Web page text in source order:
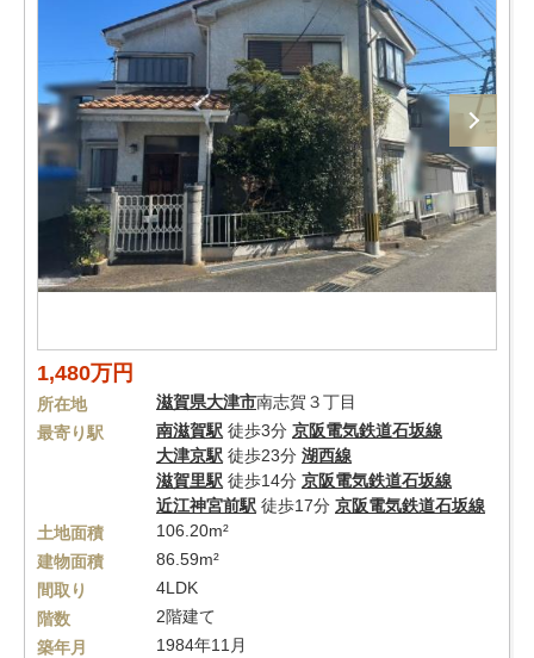
1,480万円
所在地 滋賀県大津市南志賀３丁目
最寄り駅
南滋賀駅 徒歩3分 京阪電気鉄道石坂線
大津京駅 徒歩23分 湖西線
滋賀里駅 徒歩14分 京阪電気鉄道石坂線
近江神宮前駅 徒歩17分 京阪電気鉄道石坂線
土地面積
106.20m²
建物面積
86.59m²
間取り
4LDK
階数
2階建て
築年月
1984年11月